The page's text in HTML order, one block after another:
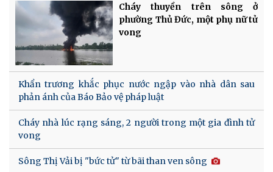
Cháy thuyền trên sông ở
phường Thủ Đức, một phụ nữ tử
vong
Khẩn trương khắc phục nước ngập vào nhà dân sau
phản ánh của Báo Bảo vệ pháp luật
Cháy nhà lúc rạng sáng, 2 người trong một gia đình tử
vong
Sông Thị Vải bị "bức tử" từ bãi than ven sông